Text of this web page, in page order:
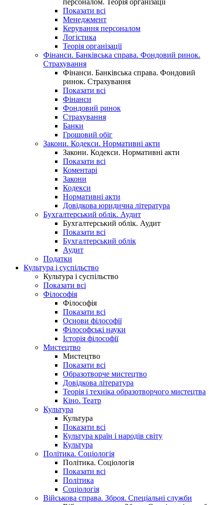
персоналом. Теорія організації
Показати всі
Менеджмент
Керування персоналом
Логістика
Теорія організації
Фінанси. Банківська справа. Фондовий ринок.
Страхування
Фінанси. Банківська справа. Фондовий
ринок. Страхування
Показати всі
Фінанси
Фондовий ринок
Страхування
Банки
Грошовий обіг
Закони. Кодекси. Нормативні акти
Закони. Кодекси. Нормативні акти
Показати всі
Коментарі
Закони
Кодекси
Нормативні акти
Довідкова юридична література
Бухгалтерський облік. Аудит
Бухгалтерський облік. Аудит
Показати всі
Бухгалтерський облік
Аудит
Податки
Культура і суспільство
Культура і суспільство
Показати всі
Філософія
Філософія
Показати всі
Основи філософії
Філософські науки
Історія філософії
Мистецтво
Мистецтво
Показати всі
Образотворче мистецтво
Довідкова література
Теорія і техніка образотворчого мистецтва
Кіно. Театр
Культура
Культура
Показати всі
Культура країн і народів світу
Культура
Політика. Соціологія
Політика. Соціологія
Показати всі
Політика
Соціологія
Військова справа. Зброя. Спеціальні служби